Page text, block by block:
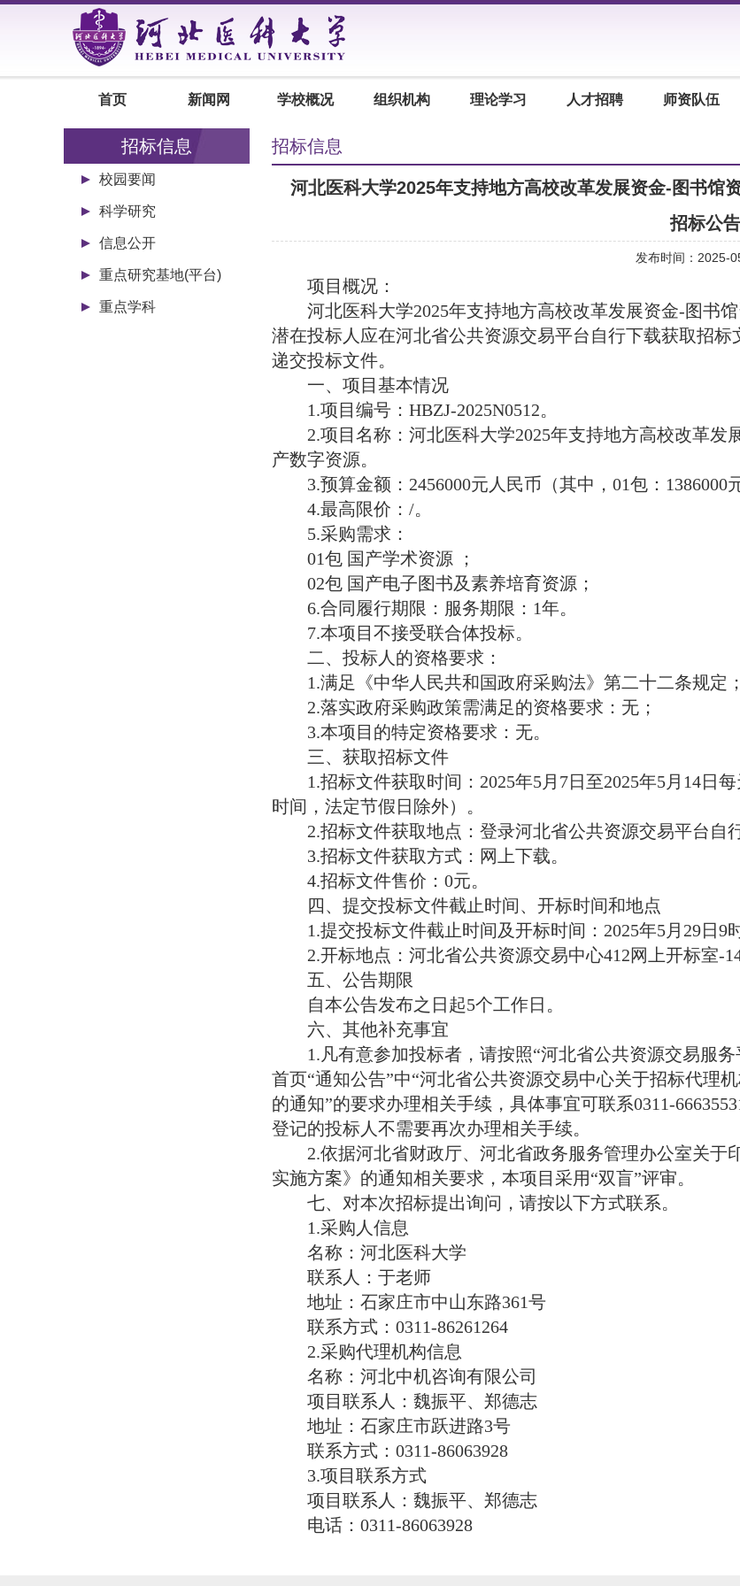
首页 新闻网 学校概况 组织机构 理论学习 人才招聘 师资队伍
招标信息
校园要闻
科学研究
信息公开
重点研究基地(平台)
重点学科
招标信息
河北医科大学2025年支持地方高校改革发展资金-图书馆
招标公告
发布时间：2025-
项目概况 ：
河北医科大学2025年支持地方高校改革发展资金-图书
潜在投标人应在河北省公共资源交易平台自行下载获取招标
递交投标文件。
一、项目基本情况
1.项目编号：HBZJ-2025N0512。
2.项目名称：河北医科大学2025年支持地方高校改革
产数字资源。
3.预算金额：2456000元人民币（其中，01包：1386000
4.最高限价：/。
5.采购需求：
01包 国产学术资源 ；
02包 国产电子图书及素养培育资源；
6.合同履行期限： 服务期限： 1年。
7.本项目不接受联合体投标。
二、投标人的资格要求：
1.满足《中华人民共和国政府采购法》第二十二条规定；
2.落实政府采购政策需满足的资格要求：无；
3.本项目的特定资格要求： 无。
三、获取招标文件
1.招标文件获取时间：2025年5月 7日至2025年5月 14日
时间，法定节假日除外）。
2.招标文件获取地点：登录河北省公共资源交易平台自
3.招标文件获取方式：网上下载。
4.招标文件售价：0元。
四、提交投标文件截止时间、开标时间和地点
1.提交投标文件截止时间及开标时间：2025年5月 29日 9
2.开标地点：河北省公共资源交易中心412网上开标室-1
五、公告期限
自本公告发布之日起5个工作日。
六、其他补充事宜
1.凡有意参加投标者，请按照“河北省公共资源交易服务
首页“通知公告”中“河北省公共资源交易中心关于招标代理
的通知”的要求办理相关手续，具体事宜可联系0311-
登记的投标人不需要再次办理相关手续。
2.依据河北省财政厅、河北省政务服务管理办公室关于
实施方案》的通知相关要求，本项目采用“双盲”评审。
七、对本次招标提出询问，请按以下方式联系。
1.采购人信息
名称：河北医科大学
联系人：于老师
地址：石家庄市中山东路361号
联系方式： 0311-86261264
2.采购代理机构信息
名称：河北中机咨询有限公司
项目联系人：魏振平、郑德志
地址：石家庄市跃进路3号
联系方式： 0311-86063928
3.项目联系方式
项目联系人：魏振平、郑德志
电话： 0311-86063928